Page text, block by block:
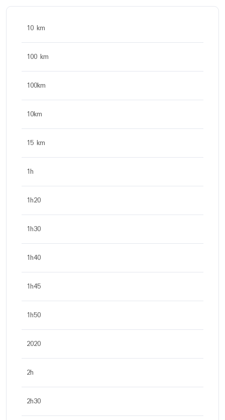
10 km
100 km
100km
10km
15 km
1h
1h20
1h30
1h40
1h45
1h50
2020
2h
2h30